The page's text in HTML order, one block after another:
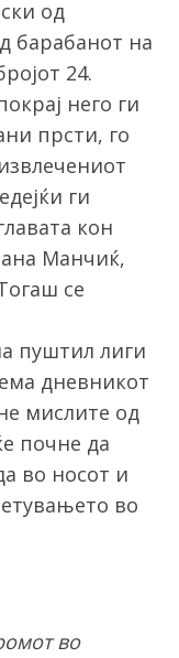
од
барабанот на
24.
него ги
прсти, го
ги
кон
Манчиќ,
се
пуштил лиги
дневникот
мислите од
почне да
во носот и
во
во